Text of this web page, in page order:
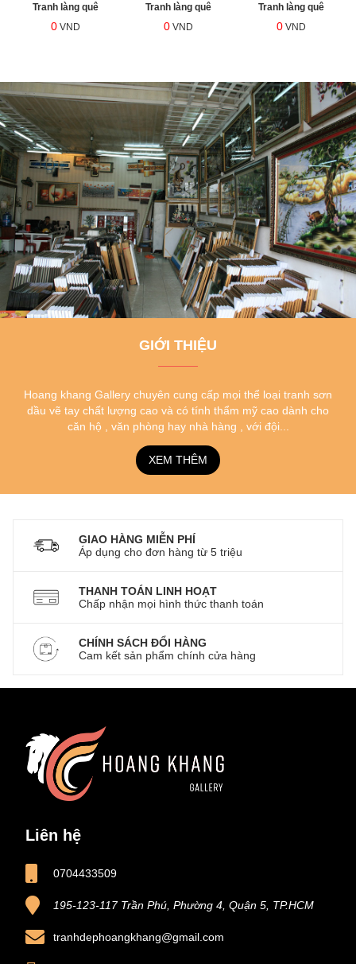
Tranh làng quê
0VND
Tranh làng quê
0VND
Tranh làng quê
0VND
GIỚI THIỆU
Hoang khang Gallery chuyên cung cấp mọi thể loại tranh sơn
dầu vẽ tay chất lượng cao và có tính thẩm mỹ cao dành cho
căn hộ , văn phòng hay nhà hàng , với đội...
XEM THÊM
GIAO HÀNG MIỄN PHÍ
Áp dụng cho đơn hàng từ 5 triệu
THANH TOÁN LINH HOẠT
Chấp nhận mọi hình thức thanh toán
CHÍNH SÁCH ĐỔI HÀNG
Cam kết sản phẩm chính cửa hàng
Liên hệ
0704433509
195-123-117 Trần Phú, Phường 4, Quận 5, TP.HCM
tranhdephoangkhang@gmail.com